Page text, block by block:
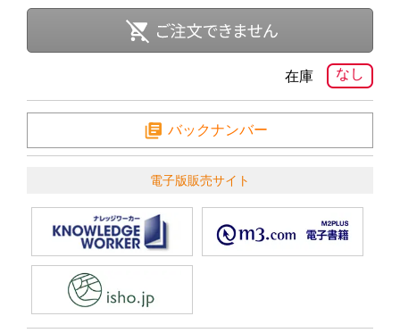
なし
在庫
バックナンバー
電子版販売サイト